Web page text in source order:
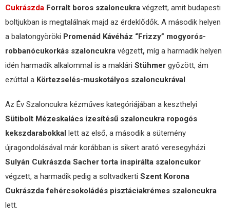
Cukrászda Forralt boros szaloncukra végzett, amit budapesti
boltjukban is megtalálnak majd az érdeklődők. A második helyen
a balatongyöröki Promenád Kávéház “Frizzy” mogyorós-
robbanócukorkás szaloncukra végzett, míg a harmadik helyen
idén harmadik alkalommal is a maklári Stühmer győzött, ám
ezúttal a Körtezselés-muskotályos szaloncukrával.
Az Év Szaloncukra kézműves kategóriájában a keszthelyi
Sütibolt Mézeskalács ízesítésű szaloncukra ropogós
kekszdarabokkal lett az első, a második a sütemény
újragondolásával már korábban is sikert arató veresegyházi
Sulyán Cukrászda Sacher torta inspirálta szaloncukor
végzett, a harmadik pedig a soltvadkerti Szent Korona
Cukrászda fehércsokoládés pisztáciakrémes szaloncukra
lett.